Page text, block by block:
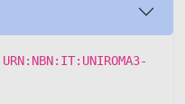
URN:NBN:IT:UNIROMA3-